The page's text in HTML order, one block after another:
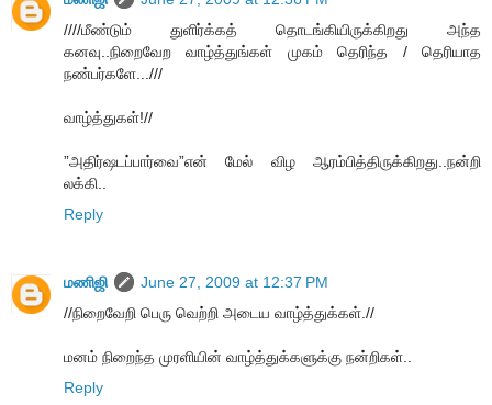
////மீண்டும் துளிர்க்கத் தொடங்கியிருக்கிறது அந்த
கனவு..நிறைவேற வாழ்த்துங்கள் முகம் தெரிந்த / தெரியாத
நண்பர்களே...///
வாழ்த்துகள்!//
”அதிர்ஷடப்பார்வை”என் மேல் விழ ஆரம்பித்திருக்கிறது..நன்றி
லக்கி..
Reply
மணிஜி
June 27, 2009 at 12:37 PM
//நிறைவேறி பெரு வெற்றி அடைய வாழ்த்துக்கள்.//
மனம் நிறைந்த முரளியின் வாழ்த்துக்களுக்கு நன்றிகள்..
Reply